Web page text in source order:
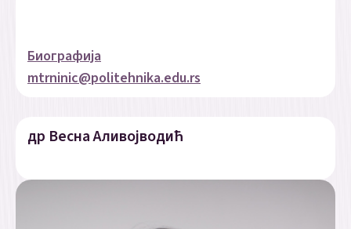
Биографија
mtrninic@politehnika.edu.rs
др Весна Аливојводић